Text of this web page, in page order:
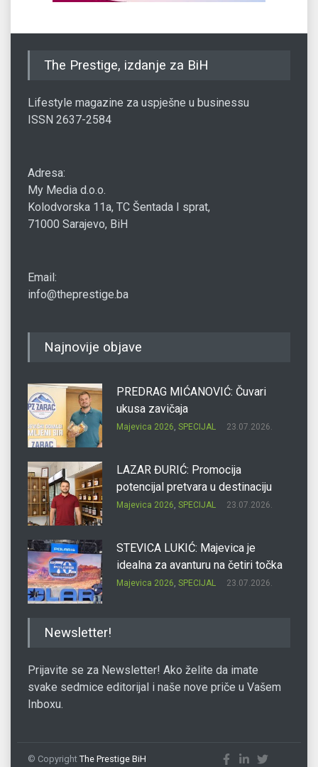
The Prestige, izdanje za BiH
Lifestyle magazine za uspješne u businessu
ISSN 2637-2584
Adresa:
My Media d.o.o.
Kolodvorska 11a, TC Šentada I sprat,
71000 Sarajevo, BiH
Email:
info@theprestige.ba
Najnovije objave
PREDRAG MIĆANOVIĆ: Čuvari
ukusa zavičaja
Majevica 2026, SPECIJAL 23.07.2026.
LAZAR ĐURIĆ: Promocija
potencijal pretvara u destinaciju
Majevica 2026, SPECIJAL 23.07.2026.
STEVICA LUKIĆ: Majevica je
idealna za avanturu na četiri točka
Majevica 2026, SPECIJAL 23.07.2026.
Newsletter!
Prijavite se za Newsletter! Ako želite da imate
svake sedmice editorijal i naše nove priče u Vašem
Inboxu.
© Copyright The Prestige BiH